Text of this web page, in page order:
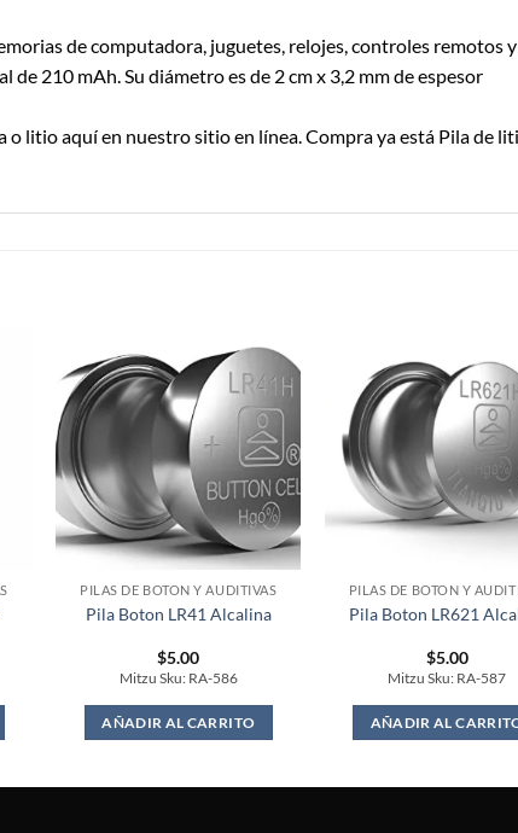
de computadora, juguetes, relojes, controles remotos
210 mAh. Su diámetro es de 2 cm x 3,2 mm de espesor
litio aquí en nuestro sitio en línea. Compra ya está Pila de
PILAS DE BOTON Y AUDITIVAS
Pila Boton LR41 Alcalina
$5.00
Mitzu Sku: RA-586
AÑADIR AL CARRITO
PILAS DE BOTON Y
Pila Boton LR621
$5.00
Mitzu Sku: RA-587
AÑADIR AL